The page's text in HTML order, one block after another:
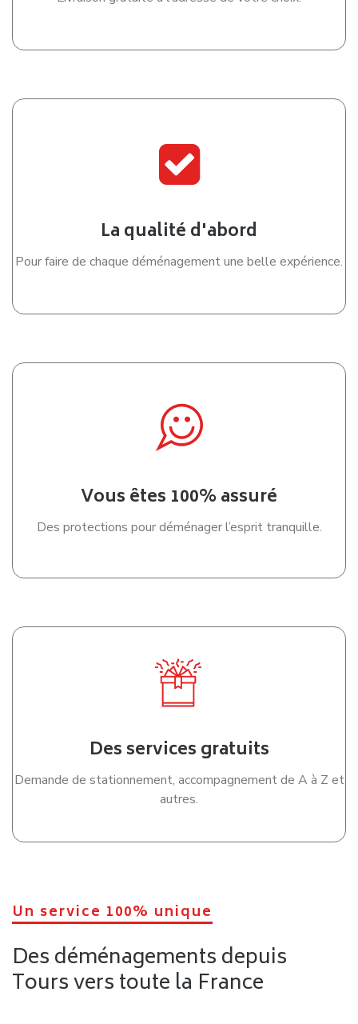
quartier des Deux-Lions, Velpeau, Saint-Symphorien ou à
Tours et les nombreuses démarches administratives,
administratives
Un déménagement réussi commence plusieurs semaines
organismes (banque, assurance, impôts, CAF, CPAM,
notamment en centre-ville, il peut être nécessaire de
réserver un emplacement de stationnement pour le camion
de déménagement. Cette démarche permet de faciliter le
difficultés liées à la circulation ou au manque de places
Réserver son déménageur
suffisamment tôt
sollicitées entre mai et septembre. Pour bénéficier du
conseillé de demander plusieurs devis au moins deux à trois
mois avant votre déménagement.
Tours représente également un véritable atout. Les
professionnels locaux maîtrisent les particularités des
différents quartiers, les contraintes d’accès, les possibilités
de stationnement ainsi que les horaires à respecter dans
La préparation des cartons est une étape souvent sous-
estimée. Avant de commencer, profitez-en pour faire du tri :
vêtements, meubles, appareils ou objets dont vous n’avez
plus l’utilité pourront être donnés, vendus ou recyclés. Vous
réduirez ainsi le volume à transporter et le coût global de